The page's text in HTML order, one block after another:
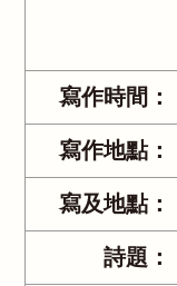
寫作時間：
寫作地點：
寫及地點：
詩題：